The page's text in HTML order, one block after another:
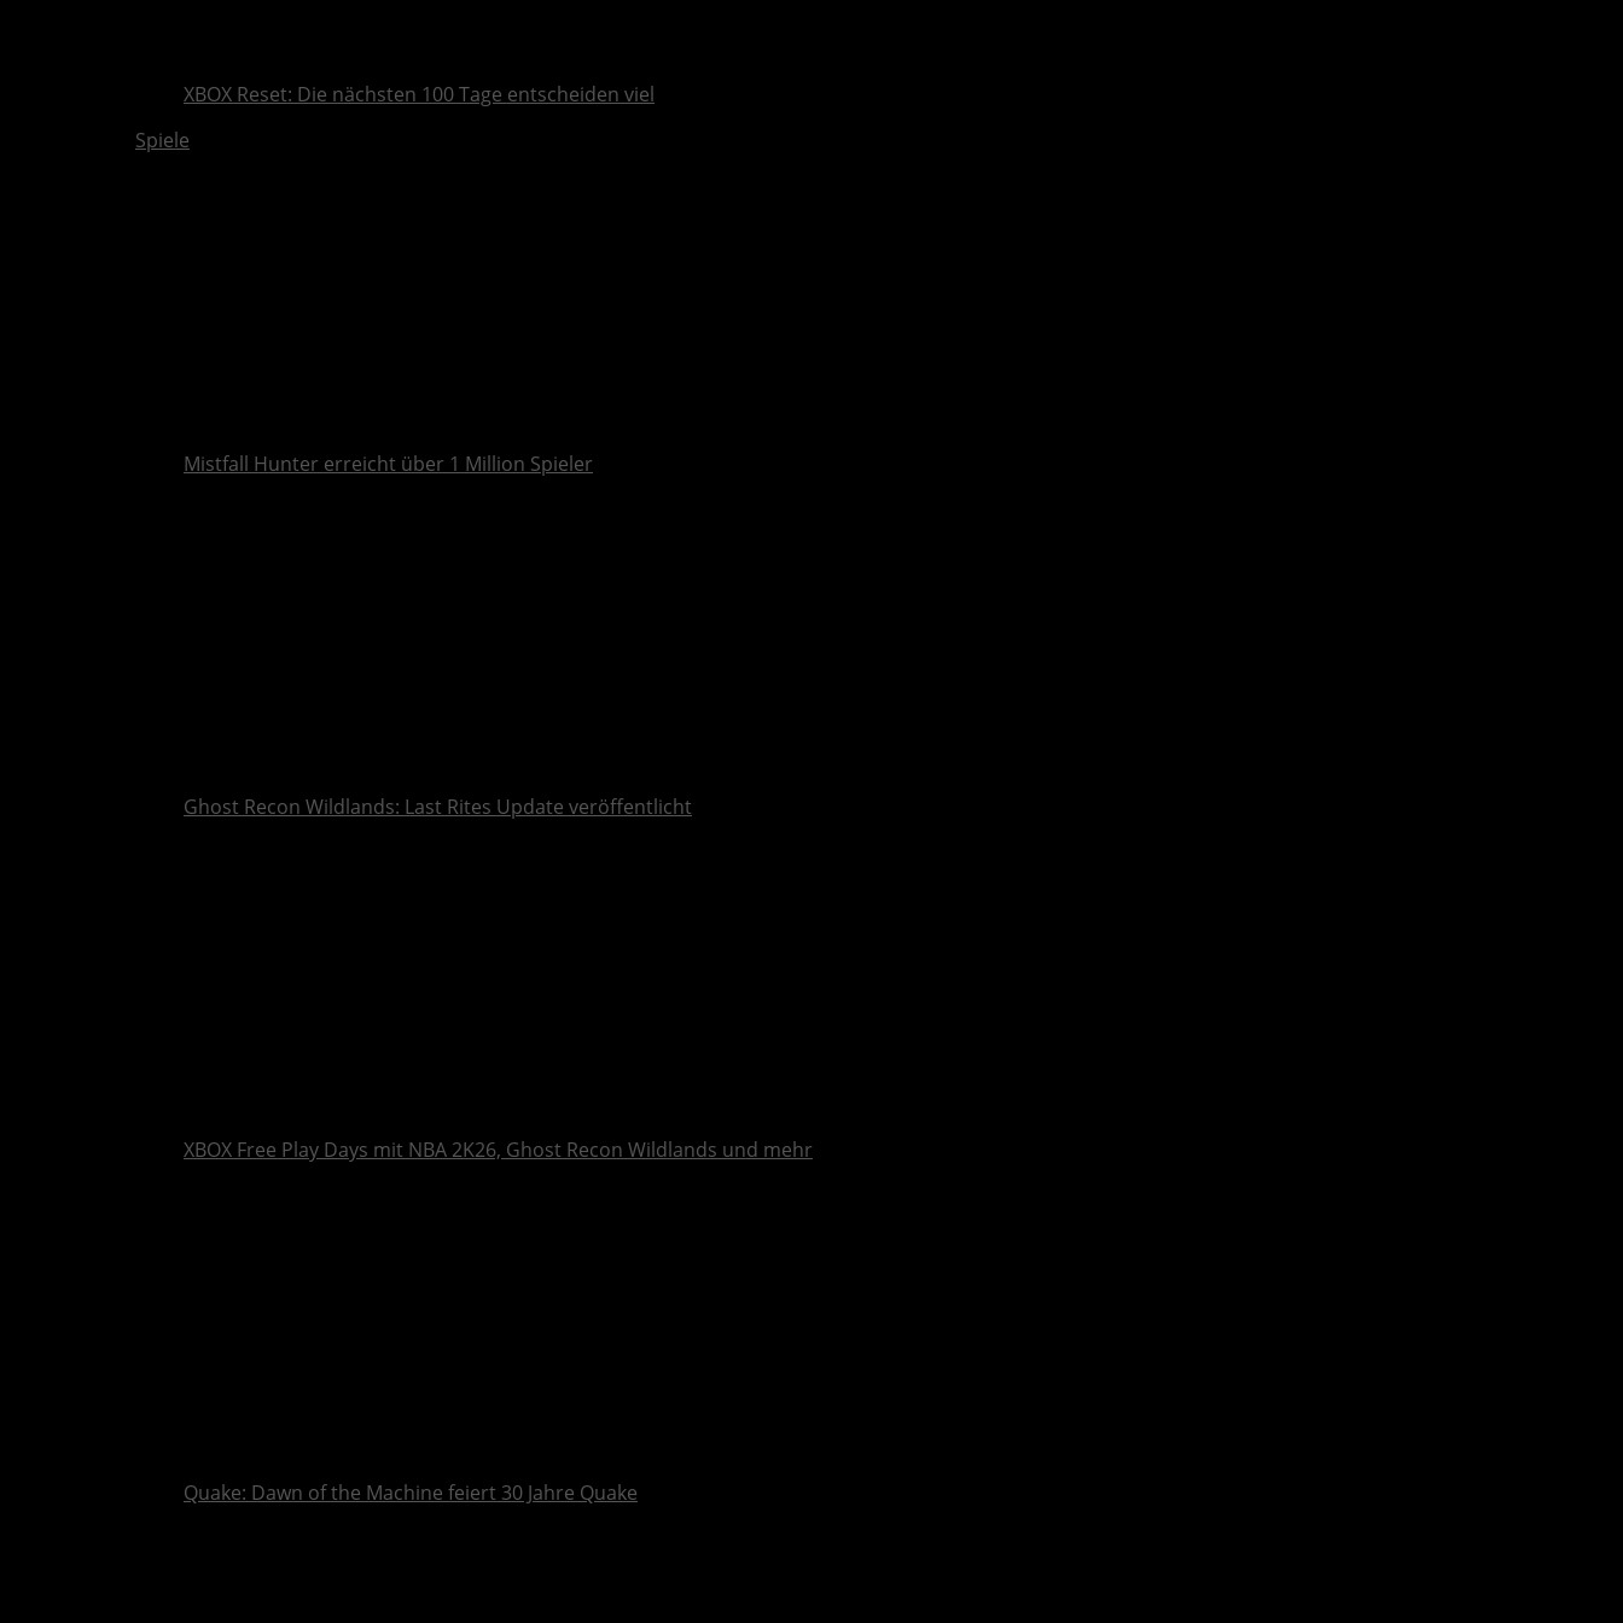
XBOX Reset: Die nächsten 100 Tage entscheiden viel
Spiele
Mistfall Hunter erreicht über 1 Million Spieler
Ghost Recon Wildlands: Last Rites Update veröffentlicht
XBOX Free Play Days mit NBA 2K26, Ghost Recon Wildlands und mehr
Quake: Dawn of the Machine feiert 30 Jahre Quake